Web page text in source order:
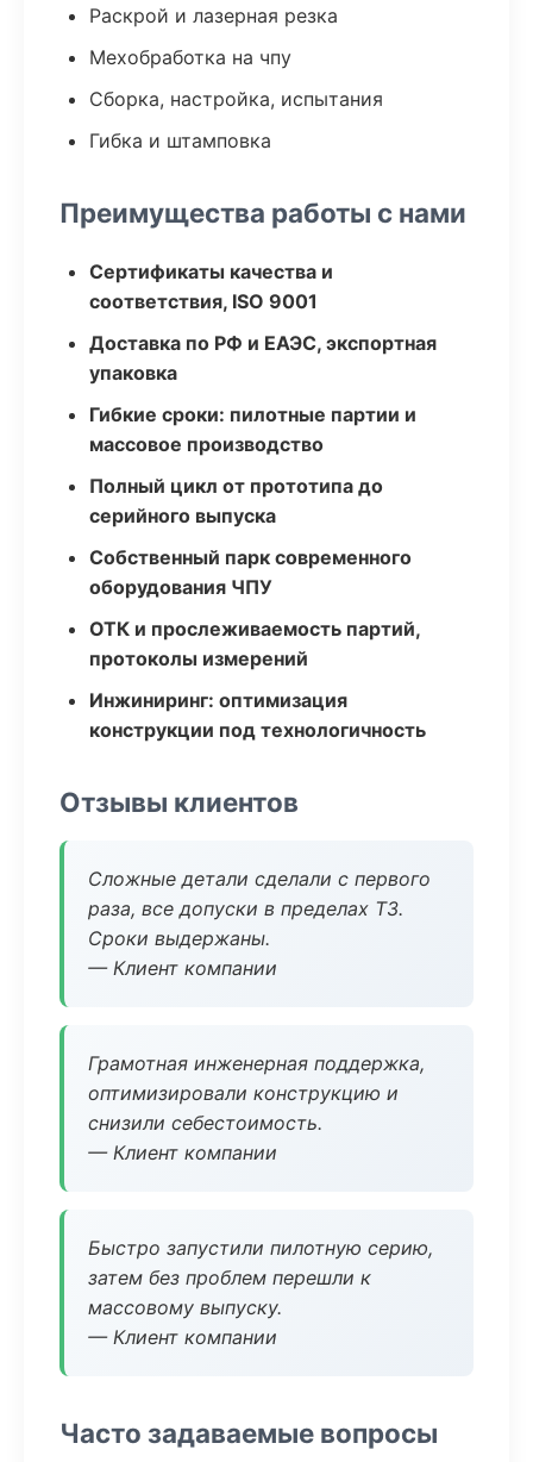
Раскрой и лазерная резка
Мехобработка на чпу
Сборка, настройка, испытания
Гибка и штамповка
Преимущества работы с нами
Сертификаты качества и
соответствия, ISO 9001
Доставка по РФ и ЕАЭС, экспортная
упаковка
Гибкие сроки: пилотные партии и
массовое производство
Полный цикл от прототипа до
серийного выпуска
Собственный парк современного
оборудования ЧПУ
ОТК и прослеживаемость партий,
протоколы измерений
Инжиниринг: оптимизация
конструкции под технологичность
Отзывы клиентов
Сложные детали сделали с первого
раза, все допуски в пределах ТЗ.
Сроки выдержаны.
— Клиент компании
Грамотная инженерная поддержка,
оптимизировали конструкцию и
снизили себестоимость.
— Клиент компании
Быстро запустили пилотную серию,
затем без проблем перешли к
массовому выпуску.
— Клиент компании
Часто задаваемые вопросы